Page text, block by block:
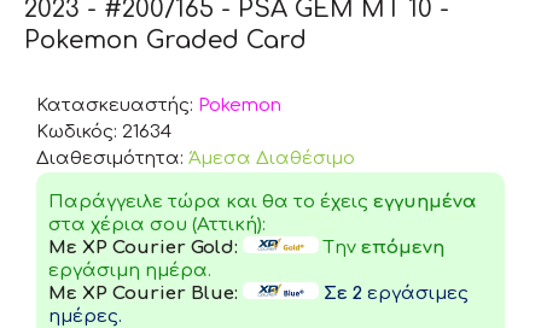
2023 - #200/165 - PSA GEM MT 10 -
Pokemon Graded Card
Κατασκευαστής: Pokemon
Κωδικός: 21634
Διαθεσιμότητα: Άμεσα Διαθέσιμο
Παράγγειλε τώρα και θα το έχεις εγγυημένα
στα χέρια σου (Αττική):
Με XP Courier Gold:
Tην επόμενη
εργάσιμη ημέρα.
Με XP Courier Blue:
Σε 2 εργάσιμες
ημέρες.